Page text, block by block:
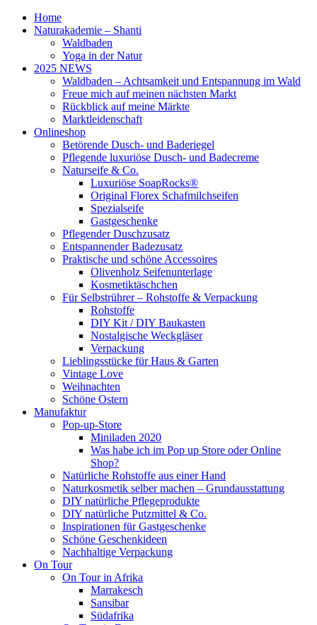
Home
Naturakademie – Shanti
Waldbaden
Yoga in der Natur
2025 NEWS
Waldbaden – Achtsamkeit und Entspannung im Wald
Freue mich auf meinen nächsten Markt
Rückblick auf meine Märkte
Marktleidenschaft
Onlineshop
Betörende Dusch- und Baderiegel
Pflegende luxuriöse Dusch- und Badecreme
Naturseife & Co.
Luxuriöse SoapRocks®
Original Florex Schafmilchseifen
Spezialseife
Gastgeschenke
Pflegender Duschzusatz
Entspannender Badezusatz
Praktische und schöne Accessoires
Olivenholz Seifenunterlage
Kosmetiktäschchen
Für Selbstrührer – Rohstoffe & Verpackung
Rohstoffe
DIY Kit / DIY Baukasten
Nostalgische Weckgläser
Verpackung
Lieblingsstücke für Haus & Garten
Vintage Love
Weihnachten
Schöne Ostern
Manufaktur
Pop-up-Store
Miniladen 2020
Was habe ich im Pop up Store oder Online
Shop?
Natürliche Rohstoffe aus einer Hand
Naturkosmetik selber machen – Grundausstattung
DIY natürliche Pflegeprodukte
DIY natürliche Putzmittel & Co.
Inspirationen für Gastgeschenke
Schöne Geschenkideen
Nachhaltige Verpackung
On Tour
On Tour in Afrika
Marrakesch
Sansibar
Südafrika